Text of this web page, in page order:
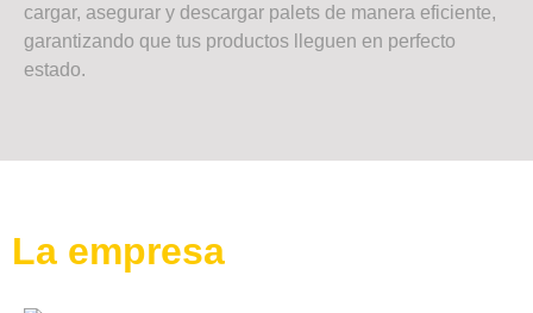
cargar, asegurar y descargar palets de manera eficiente,
garantizando que tus productos lleguen en perfecto
estado.
La empresa